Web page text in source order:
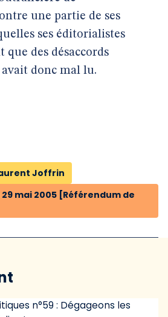
une partie de ses
ses éditorialistes
que des désaccords
donc mal lu.
Joffrin
mai 2005 [Référendum de